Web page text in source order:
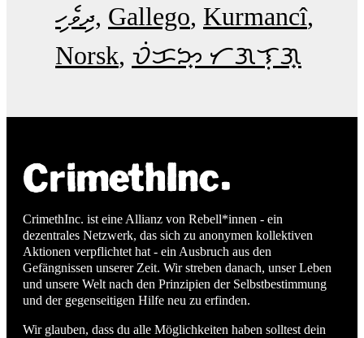
ދިވެހި Gallego Kurmancî
Norsk ᜏᜒᜃᜅ᜔ ᜆᜄᜎᜓᜄ᜔
CrimethInc. ist eine Allianz von Rebell*innen - ein
dezentrales Netzwerk, das sich zu anonymen kollektiven
Aktionen verpflichtet hat - ein Ausbruch aus den
Gefängnissen unserer Zeit. Wir streben danach, unser Leben
und unsere Welt nach den Prinzipien der Selbstbestimmung
und der gegenseitigen Hilfe neu zu erfinden.
Wir glauben, dass du alle Möglichkeiten haben solltest dein